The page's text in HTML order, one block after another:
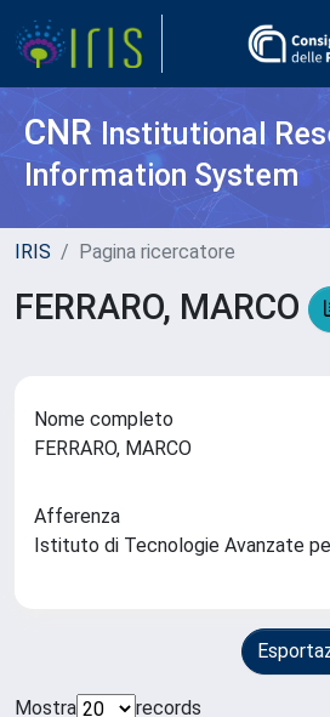
CNR Institutional
Information System
IRIS Pagina ricercatore
FERRARO, MARCO
Nome completo
FERRARO, MARCO
Afferenza
Istituto di Tecnologie Avanzate
Mostra
records